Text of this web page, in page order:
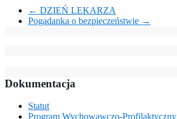
← DZIEŃ LEKARZA
Pogadanka o bezpieczeństwie →
Dokumentacja
Statut
Program Wychowawczo-Profilaktyczny